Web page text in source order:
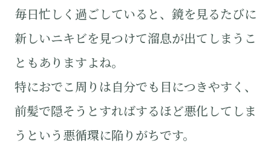
毎日忙しく過ごしていると、鏡を見るたびに
新しいニキビを見つけて溜息が出てしまうこ
ともありますよね。
特におでこ周りは自分でも目につきやすく、
前髪で隠そうとすればするほど悪化してしま
うという悪循環に陥りがちです。